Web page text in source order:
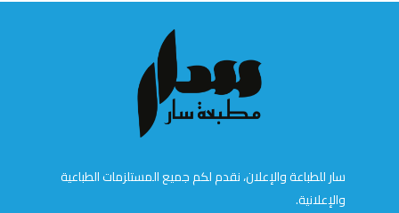
سار للطباعة والإعلان، نقدم لكم جميع المستلزمات الطباعية
والإعلانية.